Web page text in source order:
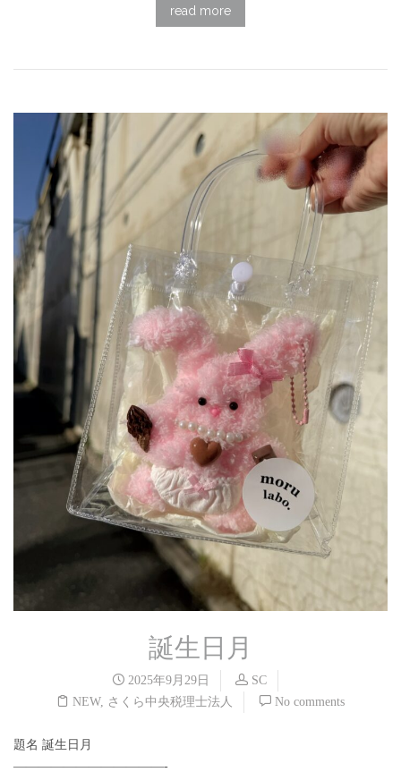
read more
誕生日月
2025年9月29日
SC
NEW, さくら中央税理士法人 No comments
題名 誕生日月
————————————-